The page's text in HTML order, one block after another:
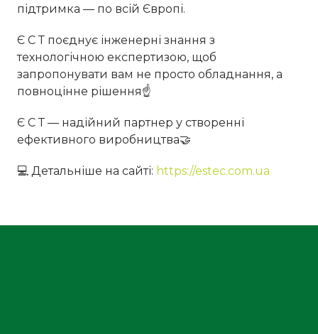
підтримка — по всій Європі.
Є С Т поєднує інженерні знання з
технологічною експертизою, щоб
запропонувати вам не просто обладнання, а
повноцінне рішення☝
Є С Т — надійний партнер у створенні
ефективного виробництва🤝
💻 Детальніше на сайті: https://estec.com.ua